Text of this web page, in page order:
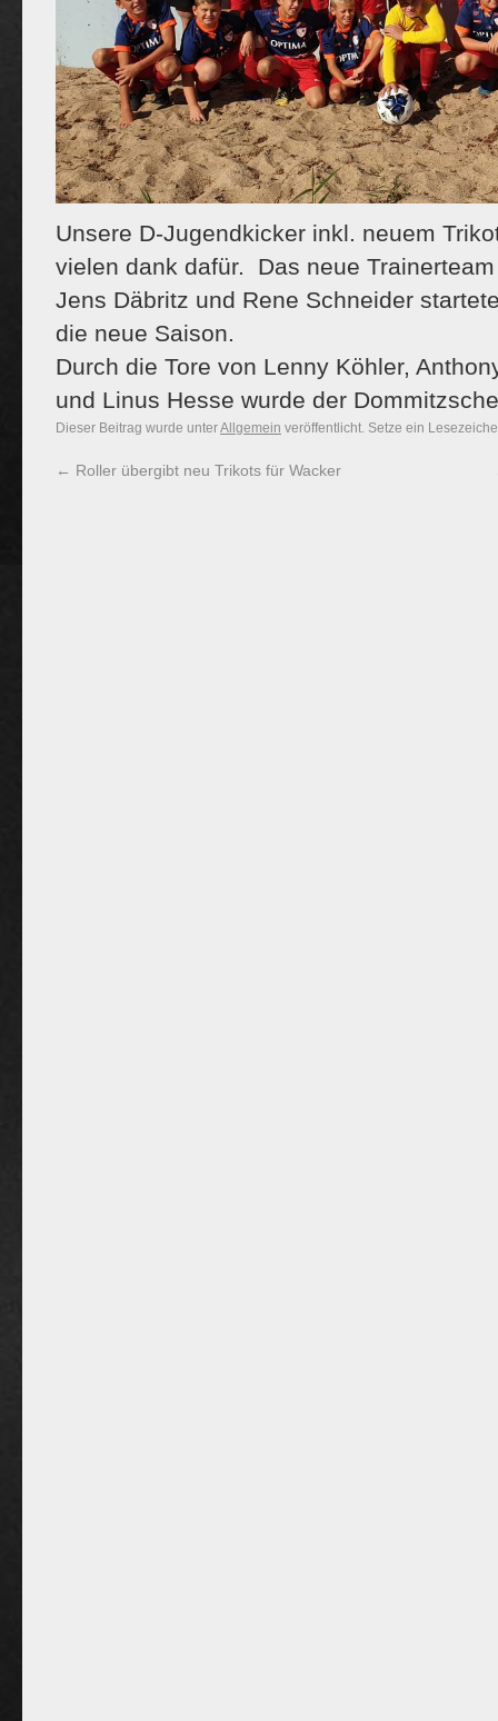
Unsere D-Jugendkicker inkl. neuem
vielen dank dafür. Das neue
Jens Däbritz und Rene Schneider
die neue Saison.
Durch die Tore von Lenny Köhler,
und Linus Hesse wurde der
Dieser Beitrag wurde unterAllgemein veröffentlicht. Setze ein
← Roller übergibt neu Trikots für Wacker